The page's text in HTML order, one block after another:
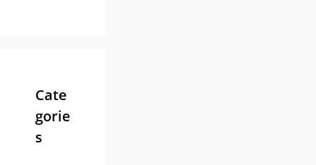
Cate
gorie
s